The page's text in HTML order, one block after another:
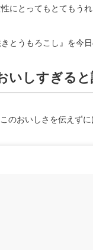
にとってもとてもうれ
とうもろこし』を今
いしすぎると
のおいしさを伝えず